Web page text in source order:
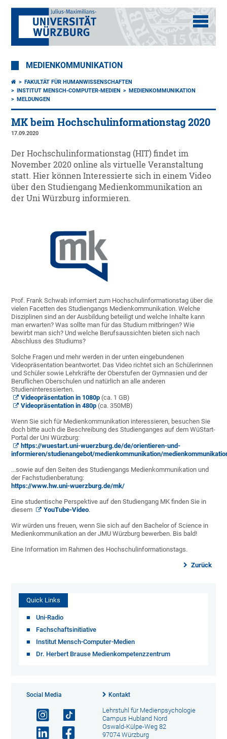
MEDIENKOMMUNIKATION
FAKULTÄT FÜR HUMANWISSENSCHAFTEN
INSTITUT MENSCH-COMPUTER-MEDIEN
MEDIENKOMMUNIKATION
MELDUNGEN
MK beim Hochschulinformationstag 2020
17.09.2020
Der Hochschulinformationstag (HIT) findet im
November 2020 online als virtuelle Veranstaltung
statt. Hier können Interessierte sich in einem Video
über den Studiengang Medienkommunikation an
der Uni Würzburg informieren.
Prof. Frank Schwab informiert zum Hochschulinformationstag über die
vielen Facetten des Studiengangs Medienkommunikation. Welche
Disziplinen sind an der Ausbildung beteiligt und welche Inhalte kann
man erwarten? Was sollte man für das Studium mitbringen? Wie
bewirbt man sich? Und welche Berufsaussichten bieten sich nach
Abschluss des Studiums?
Solche Fragen und mehr werden in der unten eingebundenen
Videopräsentation beantwortet. Das Video richtet sich an Schülerinnen
und Schüler sowie Lehrkräfte der Oberstufen der Gymnasien und der
Beruflichen Oberschulen und natürlich an alle anderen
Studieninteressierten.
Videopräsentation in 1080p (ca. 1 GB)
Videopräsentation in 480p (ca. 350MB)
Wenn Sie sich für Medienkommunikation interessieren, besuchen Sie
doch bitte auch die Beschreibung des Studienganges auf dem WüStart-
Portal der Uni Würzburg:
https://wuestart.uni-wuerzburg.de/de/orientieren-und-
informieren/studienangebot/medienkommunikation/
...sowie auf den Seiten des Studiengangs Medienkommunikation und
der Fachstudienberatung:
https://www.hw.uni-wuerzburg.de/mk/
Eine studentische Perspektive auf den Studiengang MK finden Sie in
diesem
YouTube-Video.
Wir würden uns freuen, wenn Sie sich auf den Bachelor of Science in
Medienkommunikation an der JMU Würzburg bewerben. Bis bald!
Eine Information im Rahmen des Hochschulinformationstags.
Zurück
Quick Links
Uni-Radio
Fachschaftsinitiative
Institut Mensch-Computer-Medien
Dr. Herbert Brause Medienkompetenzzentrum
Social Media Kontakt
Lehrstuhl für Medienpsychologie
Campus Hubland Nord
Oswald-Külpe-Weg 82
97074 Würzburg